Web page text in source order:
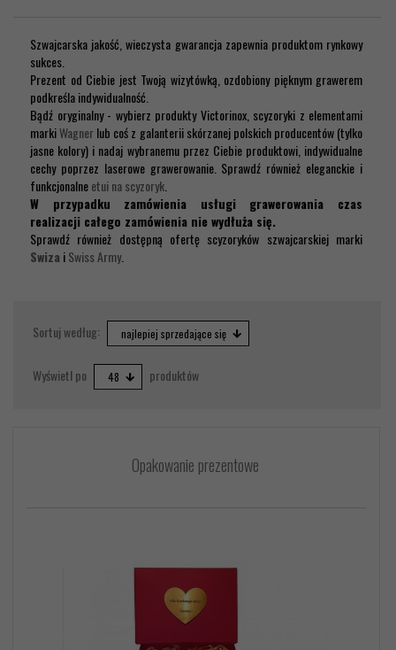
Szwajcarska jakość, wieczysta gwarancja zapewnia produktom rynkowy
sukces.
Prezent od Ciebie jest Twoją wizytówką, ozdobiony pięknym grawerem
podkreśla indywidualność.
Bądź oryginalny - wybierz produkty Victorinox, scyzoryki z elementami
markiWagnerlub coś z galanterii skórzanej polskich producentów (tylko
jasne kolory) i nadaj wybranemu przez Ciebie produktowi, indywidualne
cechy poprzez laserowe grawerowanie. Sprawdź również eleganckie i
funkcjonalneetui na scyzoryk
W przypadku zamówienia usługi grawerowania czas
realizacji całego zamówienia nie wydłuża się.
Sprawdź również dostępną ofertę scyzoryków szwajcarskiej marki
Swiza iSwiss Army.
Sortuj według: sortnajlepiej sprzedające się
Wyświetl po pop48 produktów
Opakowanie prezentowe